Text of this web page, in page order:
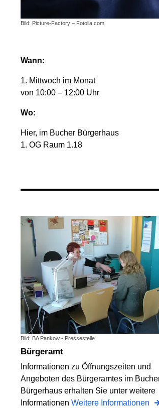
Bild: Picture-Factory – Fotolia.com
Wann:
1. Mittwoch im Monat
von 10:00 – 12:00 Uhr
Wo:
Hier, im Bucher Bürgerhaus
1. OG Raum 1.18
Bild: BA Pankow - Pressestelle
Bürgeramt
Informationen zu Öffnungszeiten und
Angeboten des Bürgeramtes im
Bürgerhaus erhalten Sie unter weitere
Informationen Weitere Informationen